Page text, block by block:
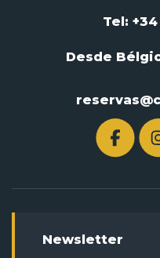
Tel:
Desde
Newsletter